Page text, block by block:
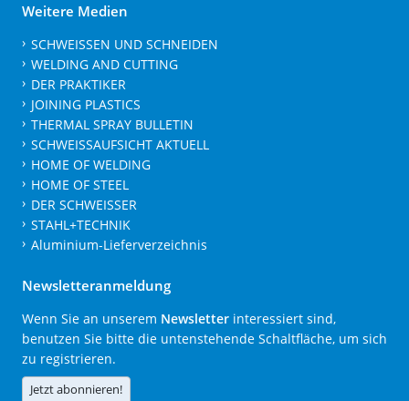
Weitere Medien
SCHWEISSEN UND SCHNEIDEN
WELDING AND CUTTING
DER PRAKTIKER
JOINING PLASTICS
THERMAL SPRAY BULLETIN
SCHWEISSAUFSICHT AKTUELL
HOME OF WELDING
HOME OF STEEL
DER SCHWEISSER
STAHL+TECHNIK
Aluminium-Lieferverzeichnis
Newsletteranmeldung
Wenn Sie an unserem Newsletter interessiert sind,
benutzen Sie bitte die untenstehende Schaltfläche, um sich
zu registrieren.
Jetzt abonnieren!